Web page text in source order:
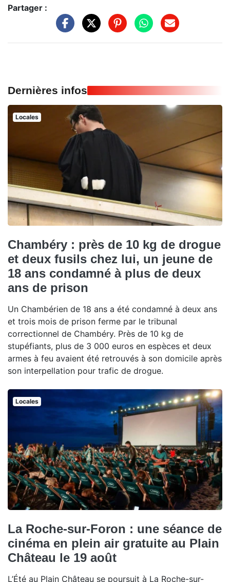
Partager :
Dernières infos
Locales
Chambéry : près de 10 kg de drogue
et deux fusils chez lui, un jeune de
18 ans condamné à plus de deux
ans de prison
Un Chambérien de 18 ans a été condamné à deux ans
et trois mois de prison ferme par le tribunal
correctionnel de Chambéry. Près de 10 kg de
stupéfiants, plus de 3 000 euros en espèces et deux
armes à feu avaient été retrouvés à son domicile après
son interpellation pour trafic de drogue.
Locales
La Roche-sur-Foron : une séance de
cinéma en plein air gratuite au Plain
Château le 19 août
L’Été au Plain Château se poursuit à La Roche-sur-